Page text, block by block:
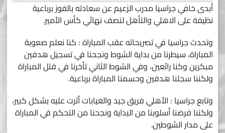
أبدى خافي جراسيا مدرب الزعيم عن سعادته بالفوز برباعية
نظيفة على الاهلي والتأهل لنصف نهائي كأس الأمير.
وتحدث جراسيا في تصريحاته عقب المباراة : كنا نعلم صعوبة
المباراة، سيطرنا من بداية الشوط ونجحنا في تسجيل هدفين
مبكرين وكنا رائعين، وفي الشوط الثاني تأخرنا في قتل المباراة
ولكننا سجلنا هدفين وحسمنا المباراة برباعية.
وتابع جراسيا : الأهلي فريق جيد والغيابات أثرت عليه بشكل كبير،
ولكننا فرضنا أسلوبنا من البداية ونجحنا من التحكم في المباراة
على مدار الشوطين.